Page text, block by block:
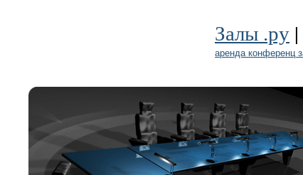
Залы .ру |
аренда конференц